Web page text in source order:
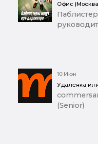
Офис
10 Июн
Удаленка
(Senior)